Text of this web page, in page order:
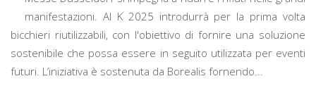
manifestazioni. Al K 2025 introdurrà per la prima volta
bicchieri riutilizzabili, con l'obiettivo di fornire una soluzione
sostenibile che possa essere in seguito utilizzata per eventi
futuri. L’iniziativa è sostenuta da Borealis fornendo...